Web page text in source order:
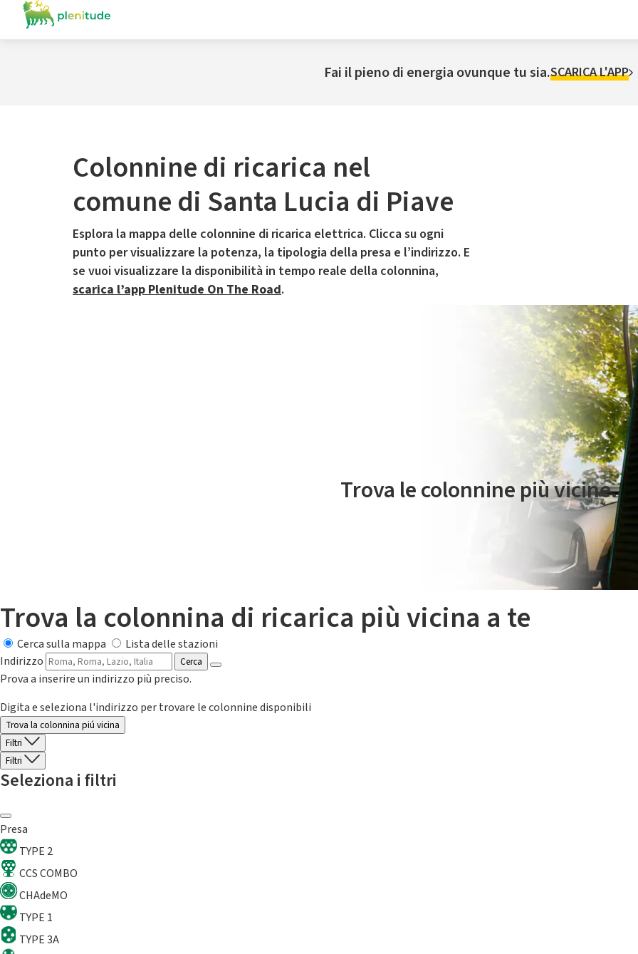
Fai il pieno di energia ovunque tu sia.SCARICA L'APP
Colonnine di ricarica nel
comune di Santa Lucia di Piave
Esplora la mappa delle colonnine di ricarica elettrica. Clicca su ogni
punto per visualizzare la potenza, la tipologia della presa e l’indirizzo. E
se vuoi visualizzare la disponibilità in tempo reale della colonnina,
scarica l’app Plenitude On The Road.
Il servizio di mobilità elettrica è gestito da Plenitude On The Road
Trova le colonnine più vicine.
Trova la colonnina di ricarica più vicina a te
Cerca sulla mappa
Lista delle stazioni
Indirizzo
Cerca
Prova a inserire un indirizzo più preciso.
Digita e seleziona l'indirizzo per trovare le colonnine disponibili
Trova la colonnina piú vicina
Filtri
Filtri
Seleziona i filtri
Presa
TYPE 2
CCS COMBO
CHAdeMO
TYPE 1
TYPE 3A